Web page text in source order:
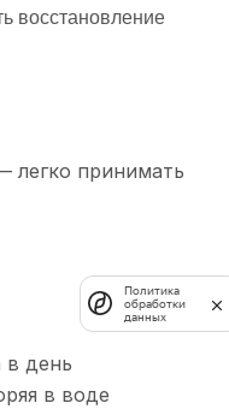
восстановление
легко принимать
в день
в воде
Политика
обработки
данных